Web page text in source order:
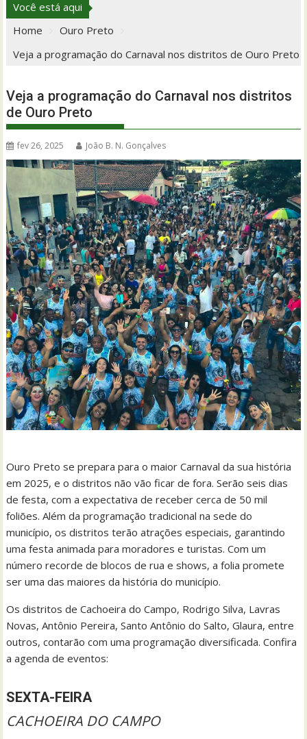
Você está aqui
Home
Ouro Preto
Veja a programação do Carnaval nos distritos de Ouro Preto
Veja a programação do Carnaval nos distritos
de Ouro Preto
fev 26, 2025 João B. N. Gonçalves
Ouro Preto se prepara para o maior Carnaval da sua história
em 2025, e o distritos não vão ficar de fora. Serão seis dias
de festa, com a expectativa de receber cerca de 50 mil
foliões. Além da programação tradicional na sede do
município, os distritos terão atrações especiais, garantindo
uma festa animada para moradores e turistas. Com um
número recorde de blocos de rua e shows, a folia promete
ser uma das maiores da história do município.
Os distritos de Cachoeira do Campo, Rodrigo Silva, Lavras
Novas, Antônio Pereira, Santo Antônio do Salto, Glaura, entre
outros, contarão com uma programação diversificada. Confira
a agenda de eventos:
SEXTA-FEIRA
CACHOEIRA DO CAMPO